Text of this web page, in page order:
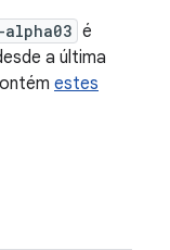
é
a última
estes